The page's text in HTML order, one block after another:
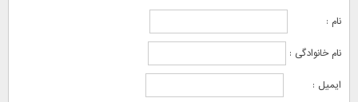
نام :
نام خانوادگی :
ایمیل :